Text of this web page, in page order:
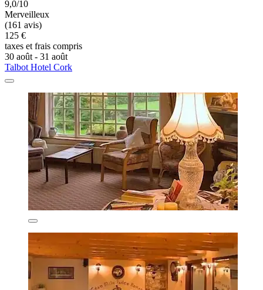
9,0/10
Merveilleux
(161 avis)
125 €
taxes et frais compris
30 août - 31 août
Talbot Hotel Cork